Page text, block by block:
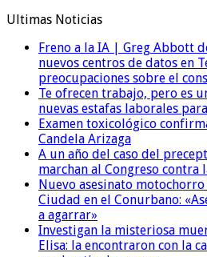
Ultimas Noticias
Freno a la IA | Greg Abbott
nuevos centros de datos en
preocupaciones sobre el
Te ofrecen trabajo, pero es
nuevas estafas laborales
Examen toxicológico
Candela Arizaga
A un año del caso del
marchan al Congreso contra
Nuevo asesinato
Ciudad en el Conurbano:
a agarrar»
Investigan la misteriosa
Elisa: la encontraron con la